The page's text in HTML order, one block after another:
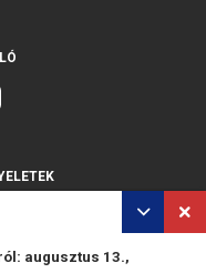
augusztus 13.,